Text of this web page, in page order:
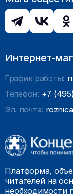
Интернет-
График работы:
Телефон: +7
Эл. почта:
Платформа,
читателей на
необходимости